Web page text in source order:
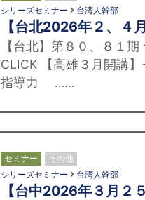
シリーズセミナー 台湾人幹部
【台北2026年２、４
【台北】第８０、８１
CLICK 【高雄３月開講
指導力 ……
セミナー その他
シリーズセミナー 台湾人幹部
【台中2026年３月２